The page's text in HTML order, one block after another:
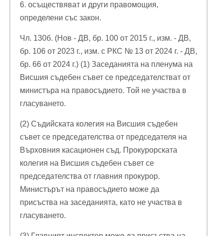
6. осъществяват и други правомощия,
определени със закон.
Чл. 130б. (Нов - ДВ, бр. 100 от 2015 г., изм. - ДВ,
бр. 106 от 2023 г., изм. с РКС № 13 от 2024 г. - ДВ,
бр. 66 от 2024 г.) (1) Заседанията на пленума на
Висшия съдебен съвет се председателстват от
министъра на правосъдието. Той не участва в
гласуването.
(2) Съдийската колегия на Висшия съдебен
съвет се председателства от председателя на
Върховния касационен съд. Прокурорската
колегия на Висшия съдебен съвет се
председателства от главния прокурор.
Министърът на правосъдието може да
присъства на заседанията, като не участва в
гласуването.